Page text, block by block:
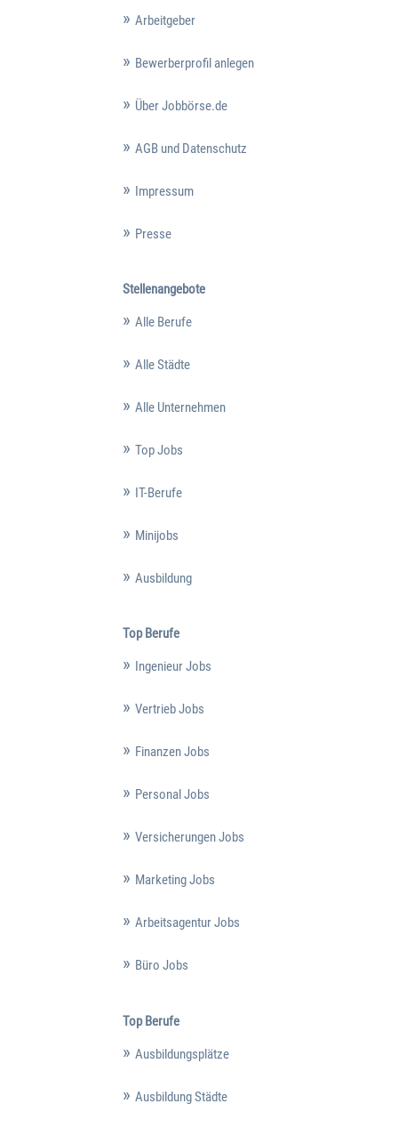
Arbeitgeber
Bewerberprofil anlegen
Über Jobbörse.de
AGB und Datenschutz
Impressum
Presse
Stellenangebote
Alle Berufe
Alle Städte
Alle Unternehmen
Top Jobs
IT-Berufe
Minijobs
Ausbildung
Top Berufe
Ingenieur Jobs
Vertrieb Jobs
Finanzen Jobs
Personal Jobs
Versicherungen Jobs
Marketing Jobs
Arbeitsagentur Jobs
Büro Jobs
Top Berufe
Ausbildungsplätze
Ausbildung Städte